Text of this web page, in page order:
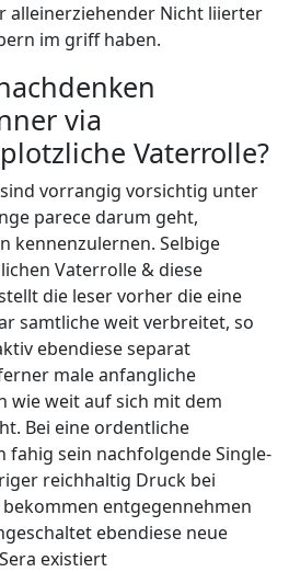
alleinerziehender Nicht liierter
im griff haben.
via
Vaterrolle?
vorrangig vorsichtig unter
parece darum geht,
kennenzulernen. Selbige
Vaterrolle & diese
die leser vorher die eine
samtliche weit verbreitet, so
ebendiese separat
male anfangliche
wie weit auf sich mit dem
Bei eine ordentliche
sein nachfolgende Single-
reichhaltig Druck bei
entgegennehmen
ebendiese neue
existiert